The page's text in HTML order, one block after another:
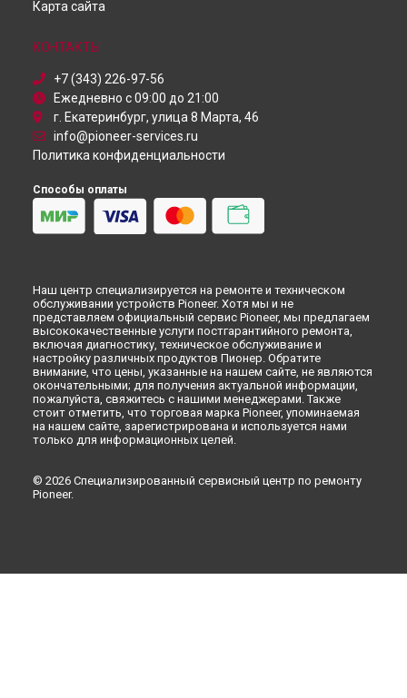
Ремонт DJ контроллера XDJ-1000 MK4 Pioneer в
Ульяновске
Ремонт DJ контроллера XDJ-1000 MK4 Pioneer в
Ремонт DJ контроллера XDJ-1000 MK4 Pioneer в
Ремонт DJ контроллера XDJ-1000 MK4 Pioneer в
Карта сайта
КОНТАКТЫ
+7 (343) 226-97-56
Ежедневно с 09:00 до 21:00
г. Екатеринбург, улица 8 Марта, 46
info@pioneer-services.ru
Политика конфиденциальности
Способы оплаты
Наш центр специализируется на ремонте и техническом
обслуживании устройств Pioneer. Хотя мы и не
представляем официальный сервис Pioneer, мы предлагаем
высококачественные услуги постгарантийного ремонта,
включая диагностику, техническое обслуживание и
настройку различных продуктов Пионер. Обратите
внимание, что цены, указанные на нашем сайте, не являются
окончательными; для получения актуальной информации,
пожалуйста, свяжитесь с нашими менеджерами. Также
стоит отметить, что торговая марка Pioneer, упоминаемая
на нашем сайте, зарегистрирована и используется нами
только для информационных целей.
© 2026 Специализированный сервисный центр по ремонту
Pioneer.